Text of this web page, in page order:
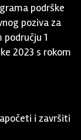
podrške
poziva za
1
2023 s rokom
i završiti